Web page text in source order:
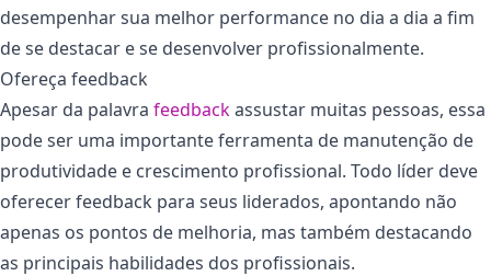
desempenhar sua melhor performance no dia a dia a fim
de se destacar e se desenvolver profissionalmente.
Ofereça feedback
Apesar da palavra feedbackassustar muitas pessoas, essa
pode ser uma importante ferramenta de manutenção de
produtividade e crescimento profissional. Todo líder deve
oferecer feedback para seus liderados, apontando não
apenas os pontos de melhoria, mas também destacando
as principais habilidades dos profissionais.